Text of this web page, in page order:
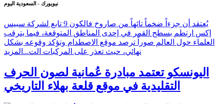
نيويورك - السعودية اليوم
يُعتقد أن جزءاً ضخماً تائهاً من صاروخ فالكون 9 تابع لشركة سبيس
إكس ارتطم بسطح القمر في إحدى المناطق المتوقعة، فيما يترقب
العلماء حول العالم صوراً ترصد موقع الاصطدام وتؤكد وقوعه بشكل
نهائي، حيث تعذر على المركبات الت... المزيد
اليونسكو تعتمد مبادرة عُمانية لصون الحرف
التقليدية في موقع قلعة بهلاء التاريخي